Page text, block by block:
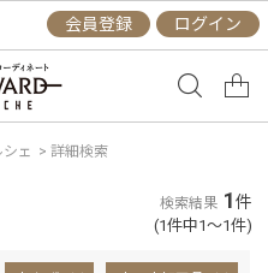
会員登録 ログイン
ェ > 詳細検索
検索結果 1件
(1件中1～1件)